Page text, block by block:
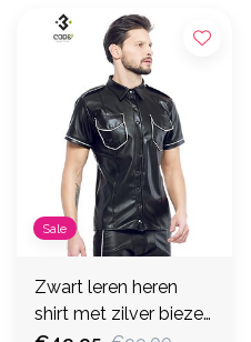
Sale
Zwart leren heren
shirt met zilver biezen